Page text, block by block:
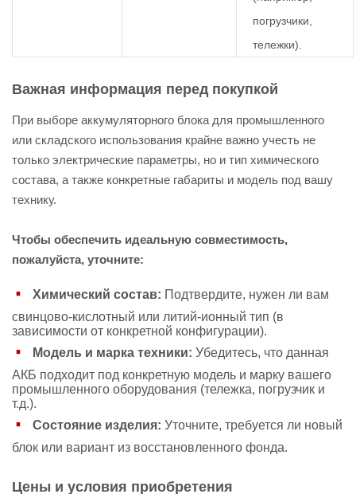
погрузчики,
тележки).
Важная информация перед покупкой
При выборе аккумуляторного блока для промышленного
или складского использования крайне важно учесть не
только электрические параметры, но и тип химического
состава, а также конкретные габариты и модель под вашу
технику.
Чтобы обеспечить идеальную совместимость,
пожалуйста, уточните:
Химический состав: Подтвердите, нужен ли вам
свинцово-кислотный или литий-ионный тип (в
зависимости от конкретной конфигурации).
Модель и марка техники: Убедитесь, что данная
АКБ подходит под конкретную модель и марку вашего
промышленного оборудования (тележка, погрузчик и
т.д.).
Состояние изделия: Уточните, требуется ли новый
блок или вариант из восстановленного фонда.
Цены и условия приобретения